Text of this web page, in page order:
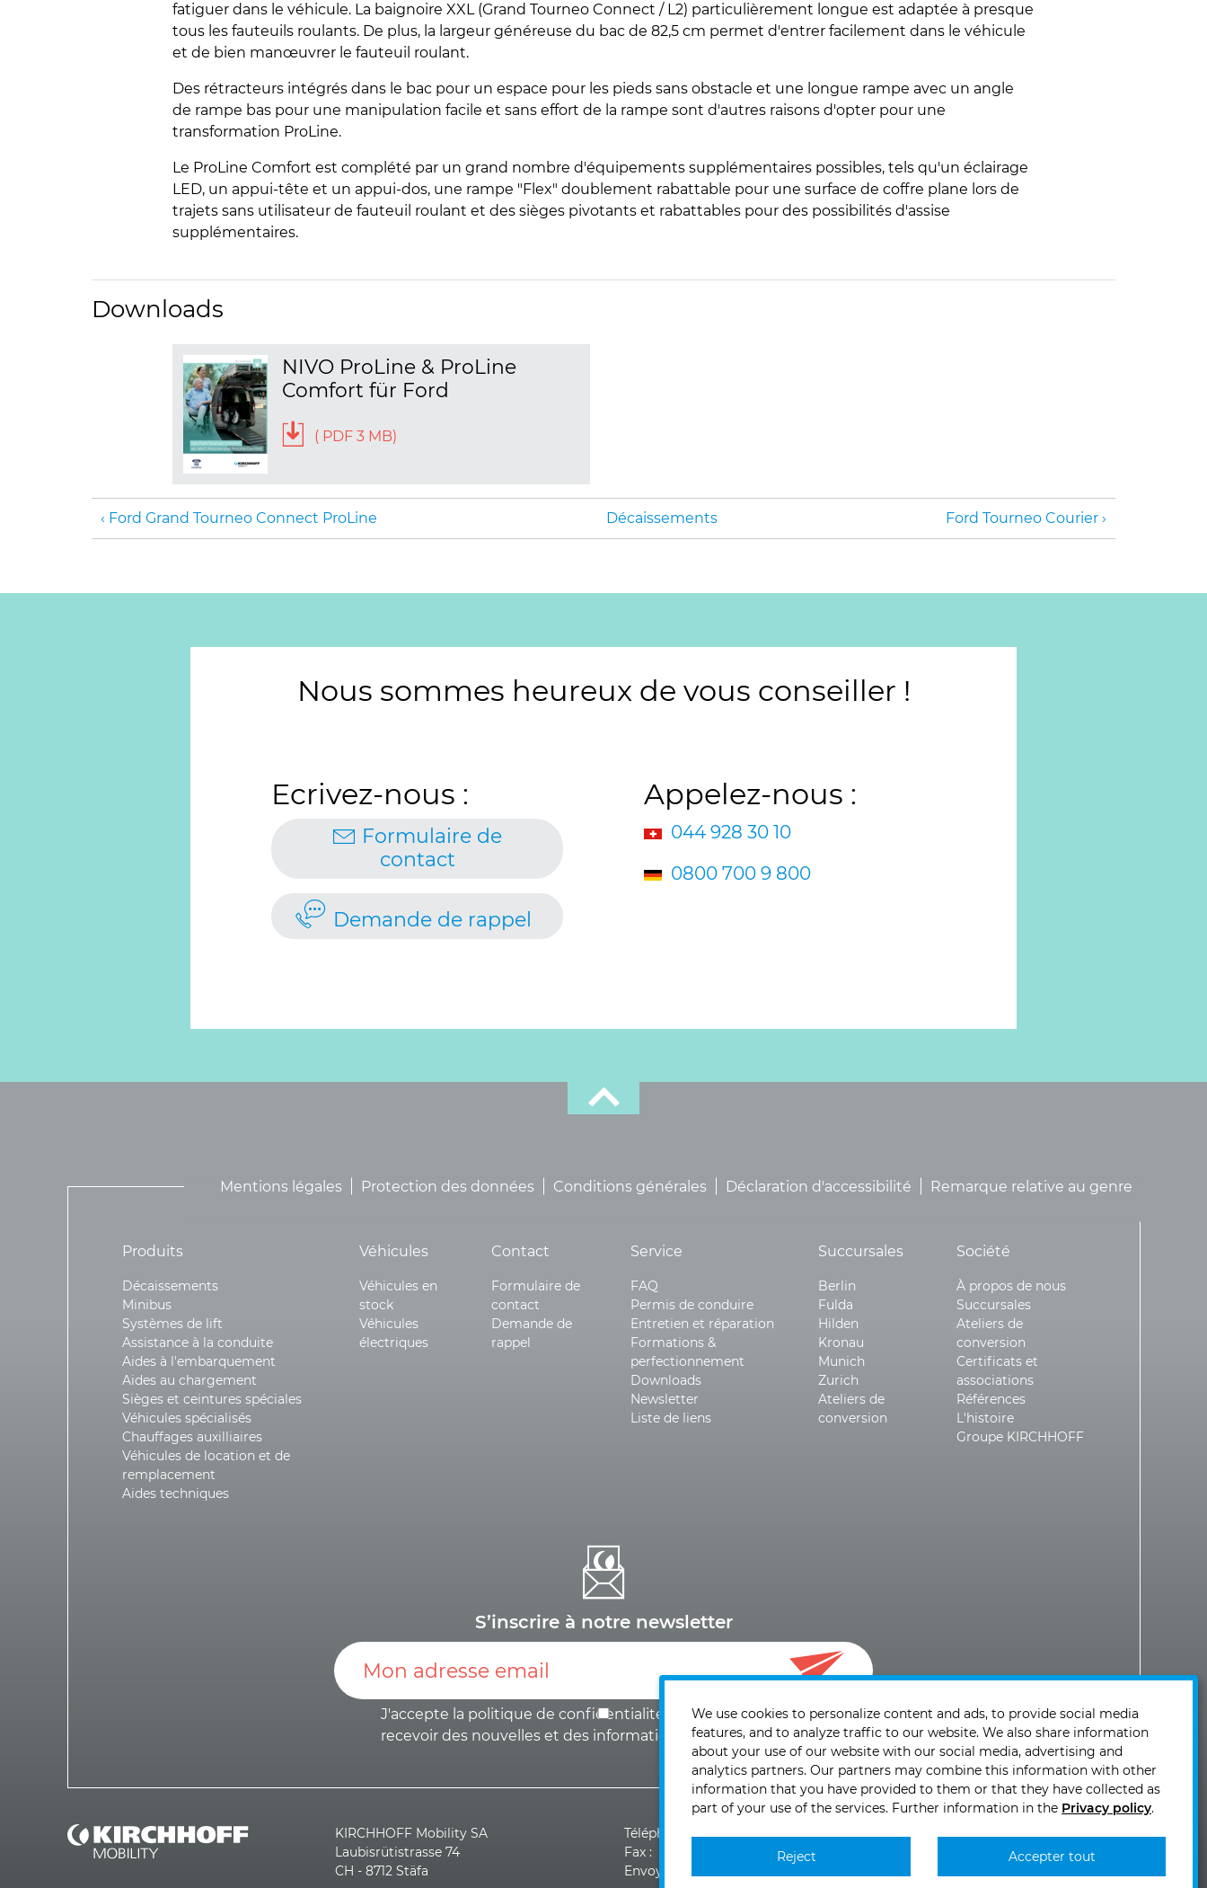
fatiguer dans le véhicule. La baignoire XXL (Grand Tourneo Connect / L2) particulièrement longue est adaptée à presque
tous les fauteuils roulants. De plus, la largeur généreuse du bac de 82,5 cm permet d'entrer facilement dans le véhicule
et de bien manœuvrer le fauteuil roulant.
Des rétracteurs intégrés dans le bac pour un espace pour les pieds sans obstacle et une longue rampe avec un angle
de rampe bas pour une manipulation facile et sans effort de la rampe sont d'autres raisons d'opter pour une
transformation ProLine.
Le ProLine Comfort est complété par un grand nombre d'équipements supplémentaires possibles, tels qu'un éclairage
LED, un appui-tête et un appui-dos, une rampe "Flex" doublement rabattable pour une surface de coffre plane lors de
trajets sans utilisateur de fauteuil roulant et des sièges pivotants et rabattables pour des possibilités d'assise
supplémentaires.
Downloads
NIVO ProLine & ProLine
Comfort für Ford
( PDF 3 MB)
Ford Grand Tourneo Connect ProLine Décaissements Ford Tourneo Courier
Nous sommes heureux de vous conseiller !
Ecrivez-nous :
Formulaire de
contact
Demande de rappel
Appelez-nous :
044 928 30 10
0800 700 9 800
Mentions légales Protection des données Conditions générales Déclaration d'accessibilité Remarque relative au genre
Produits
Décaissements
Minibus
Systèmes de lift
Assistance à la conduite
Aides à l'embarquement
Aides au chargement
Sièges et ceintures spéciales
Véhicules spécialisés
Chauffages auxilliaires
Véhicules de location et de
remplacement
Aides techniques
Véhicules
Véhicules en
stock
Véhicules
électriques
Contact
Formulaire de
contact
Demande de
rappel
Service
FAQ
Permis de conduire
Entretien et réparation
Formations &
perfectionnement
Downloads
Newsletter
Liste de liens
Succursales
Berlin
Fulda
Hilden
Kronau
Munich
Zurich
Ateliers de
conversion
Société
À propos de nous
Succursales
Ateliers de
conversion
Certificats et
associations
Références
L'histoire
Groupe KIRCHHOFF
S’inscrire à notre newsletter
J'accepte la politique de confidentialité et leconsentement à
recevoir des nouvelles et des informations
KIRCHHOFF Mobility SA
Laubisrütistrasse 74
CH - 8712 Stäfa
Téléphone : +41 (0)44 928 30 10
Fax : +41 (0)44 928 30 19
Envoyer un e-mail >>
KIRCHHOFFKIRCHHOFF
We use cookies to personalize content and ads, to provide social media
features, and to analyze traffic to our website. We also share information
about your use of our website with our social media, advertising and
analytics partners. Our partners may combine this information with other
information that you have provided to them or that they have collected as
part of your use of the services. Further information in the Privacy policy.
Reject Accepter tout